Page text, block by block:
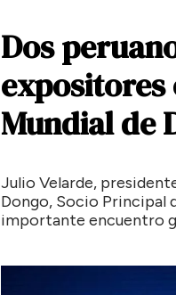
Dos
expositores
Mundialde
Julio Velarde,
Dongo, Socio Principal
importante encuentro